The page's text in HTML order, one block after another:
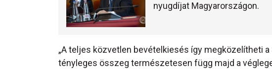
nyugdíjat Magyarországon.
„A teljes közvetlen bevételkiesés így megközelítheti
tényleges összeg természetesen függ majd a